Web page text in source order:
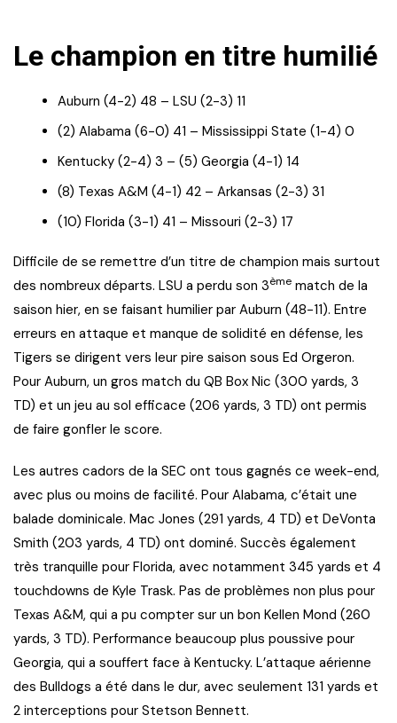
Le champion en titre humilié
Auburn (4-2) 48 – LSU (2-3) 11
(2) Alabama (6-0) 41 – Mississippi State (1-4) 0
Kentucky (2-4) 3 – (5) Georgia (4-1) 14
(8) Texas A&M (4-1) 42 – Arkansas (2-3) 31
(10) Florida (3-1) 41 – Missouri (2-3) 17
Difficile de se remettre d’un titre de champion mais surtout
des nombreux départs. LSU a perdu son 3ème match de la
saison hier, en se faisant humilier par Auburn (48-11). Entre
erreurs en attaque et manque de solidité en défense, les
Tigers se dirigent vers leur pire saison sous Ed Orgeron.
Pour Auburn, un gros match du QB Box Nic (300 yards, 3
TD) et un jeu au sol efficace (206 yards, 3 TD) ont permis
de faire gonfler le score.
Les autres cadors de la SEC ont tous gagnés ce week-end,
avec plus ou moins de facilité. Pour Alabama, c’était une
balade dominicale. Mac Jones (291 yards, 4 TD) et DeVonta
Smith (203 yards, 4 TD) ont dominé. Succès également
très tranquille pour Florida, avec notamment 345 yards et 4
touchdowns de Kyle Trask. Pas de problèmes non plus pour
Texas A&M, qui a pu compter sur un bon Kellen Mond (260
yards, 3 TD). Performance beaucoup plus poussive pour
Georgia, qui a souffert face à Kentucky. L’attaque aérienne
des Bulldogs a été dans le dur, avec seulement 131 yards et
2 interceptions pour Stetson Bennett.